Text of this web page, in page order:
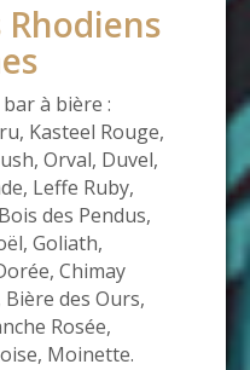
Rhodiens
à bière :
Kasteel Rouge,
Orval, Duvel,
Leffe Ruby,
des Pendus,
Goliath,
Chimay
des Ours,
Rosée,
Moinette.